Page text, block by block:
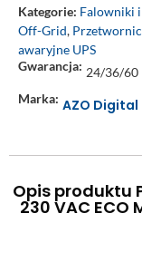
Kategorie: Falowniki
Off-Grid,
awaryjne UPS
Gwarancja: 24/36/60
Marka: AZO Digital
Opis produktu
230 VAC ECO